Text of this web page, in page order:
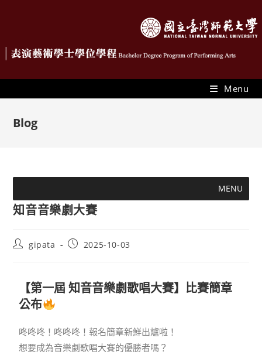
Menu
Blog
MENU
知音音樂劇大賽
gipata 2025-10-03
【第一屆 知音音樂劇歌唱大賽】比賽簡章
公布
咚咚咚！咚咚咚！報名簡章新鮮出爐啦！
想要成為音樂劇歌唱大賽的優勝者嗎？